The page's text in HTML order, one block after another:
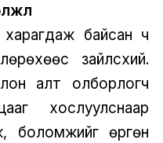
байсан ч
зайлсхий.
алт олборлогч
хослуулснаар
боломжийг өргөн